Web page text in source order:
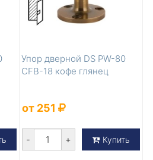
Упор дверной DS PW-80
CFB-18 кофе глянец
от 251
- + Купить